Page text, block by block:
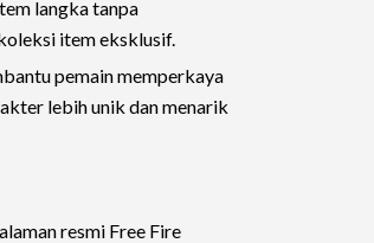
langka tanpa
item eksklusif.
pemain memperkaya
lebih unik dan menarik
resmi Free Fire